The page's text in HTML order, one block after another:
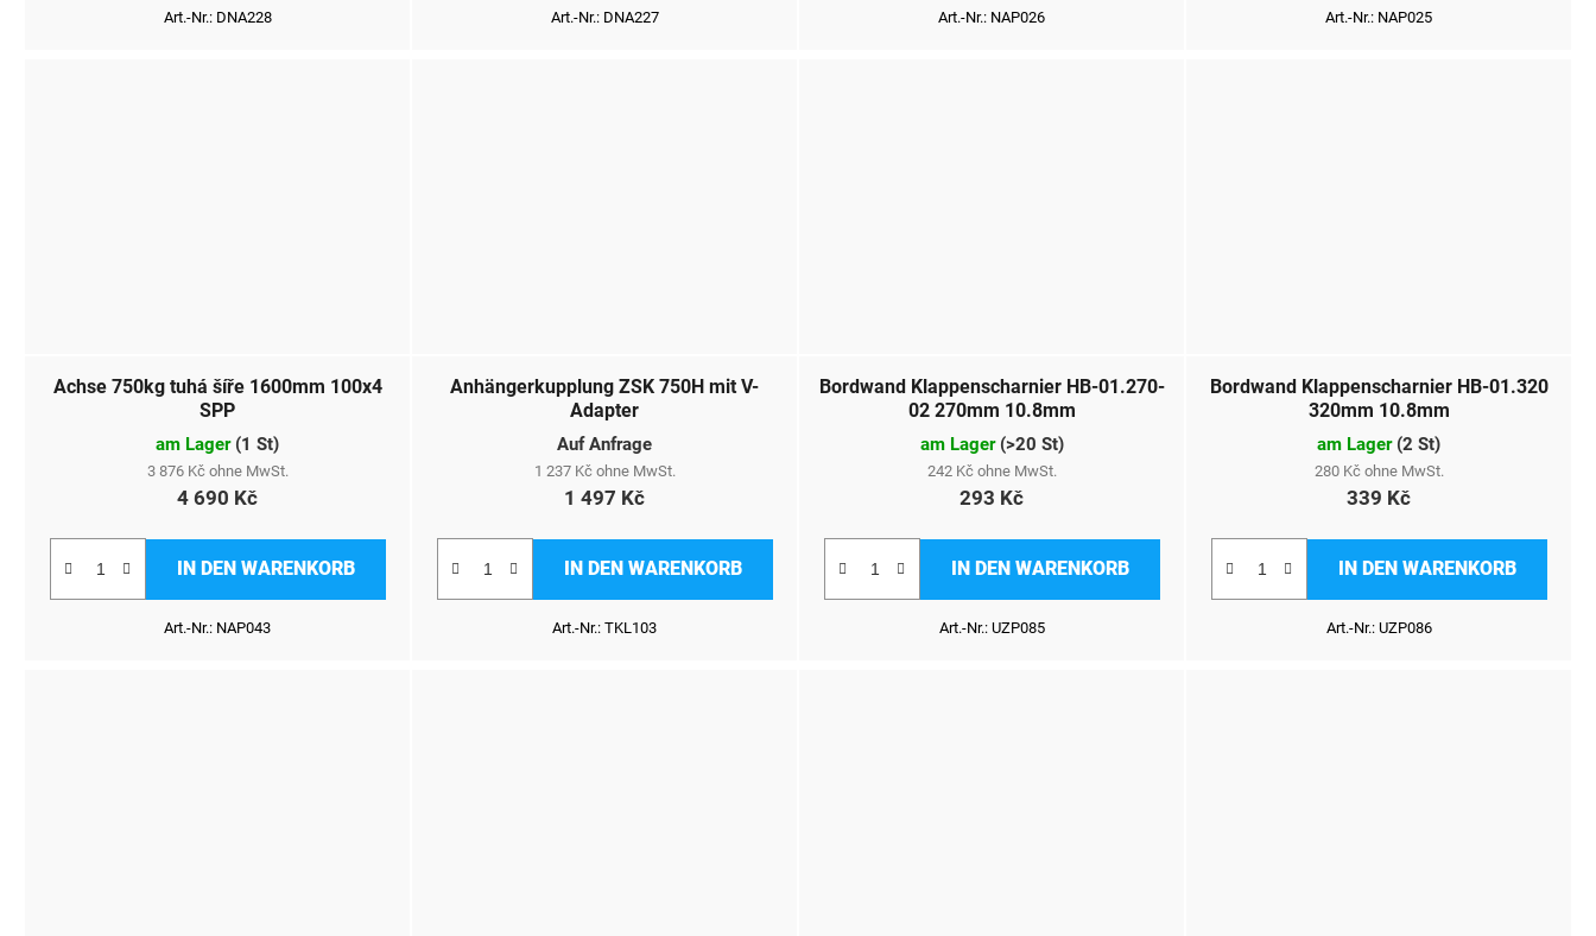
Art.-Nr.: DNA228 Art.-Nr.: DNA227 Art.-Nr.: NAP026 Art.-Nr.: NAP025
Achse 750kg tuhá šíře 1600mm 100x4
SPP
am Lager (1 St)
3 876 Kč ohne MwSt.
4 690 Kč
IN DEN WARENKORB
Art.-Nr.: NAP043
Anhängerkupplung ZSK 750H mit V-
Adapter
Auf Anfrage
1 237 Kč ohne MwSt.
1 497 Kč
IN DEN WARENKORB
Art.-Nr.: TKL103
Bordwand Klappenscharnier HB-01.270-
02 270mm 10.8mm
am Lager (>20 St)
242 Kč ohne MwSt.
293 Kč
IN DEN WARENKORB
Art.-Nr.: UZP085
Bordwand Klappenscharnier HB-01.320
320mm 10.8mm
am Lager (2 St)
280 Kč ohne MwSt.
339 Kč
IN DEN WARENKORB
Art.-Nr.: UZP086